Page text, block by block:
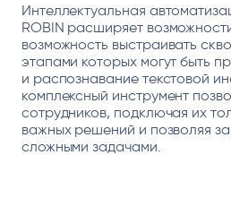
Интеллектуальная
ROBIN расширяет
возможность выстраивать
этапами которых могут быть
и распознавание текстовой
комплексный инструмент
сотрудников, подключая их
важных решений и позволяя
сложными задачами.